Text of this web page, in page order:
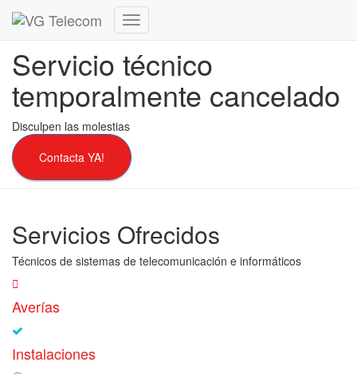
Cambiar
de
navegación
Servicio técnico
temporalmente cancelado
Disculpen las molestias
Contacta YA!
Servicios Ofrecidos
Técnicos de sistemas de telecomunicación e informáticos
Averías
Instalaciones